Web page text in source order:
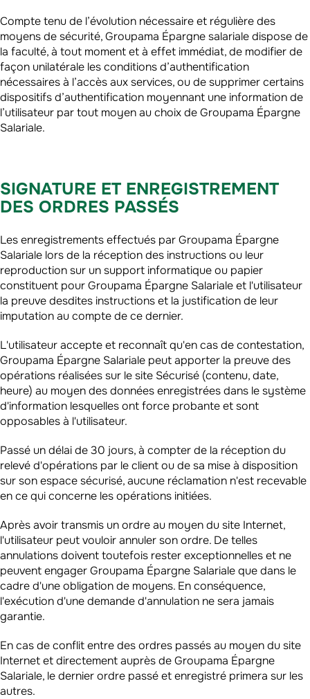
Compte tenu de l’évolution nécessaire et régulière des
moyens de sécurité, Groupama Épargne salariale dispose de
la faculté, à tout moment et à effet immédiat, de modifier de
façon unilatérale les conditions d’authentification
nécessaires à l’accès aux services, ou de supprimer certains
dispositifs d’authentification moyennant une information de
l’utilisateur par tout moyen au choix de Groupama Épargne
Salariale.
SIGNATURE ET ENREGISTREMENT
DES ORDRES PASSÉS
Les enregistrements effectués par Groupama Épargne
Salariale lors de la réception des instructions ou leur
reproduction sur un support informatique ou papier
constituent pour Groupama Épargne Salariale et l'utilisateur
la preuve desdites instructions et la justification de leur
imputation au compte de ce dernier.
L'utilisateur accepte et reconnaît qu'en cas de contestation,
Groupama Épargne Salariale peut apporter la preuve des
opérations réalisées sur le site Sécurisé (contenu, date,
heure) au moyen des données enregistrées dans le système
d'information lesquelles ont force probante et sont
opposables à l'utilisateur.
Passé un délai de 30 jours, à compter de la réception du
relevé d'opérations par le client ou de sa mise à disposition
sur son espace sécurisé, aucune réclamation n'est recevable
en ce qui concerne les opérations initiées.
Après avoir transmis un ordre au moyen du site Internet,
l'utilisateur peut vouloir annuler son ordre. De telles
annulations doivent toutefois rester exceptionnelles et ne
peuvent engager Groupama Épargne Salariale que dans le
cadre d'une obligation de moyens. En conséquence,
l'exécution d'une demande d'annulation ne sera jamais
garantie.
En cas de conflit entre des ordres passés au moyen du site
Internet et directement auprès de Groupama Épargne
Salariale, le dernier ordre passé et enregistré primera sur les
autres.